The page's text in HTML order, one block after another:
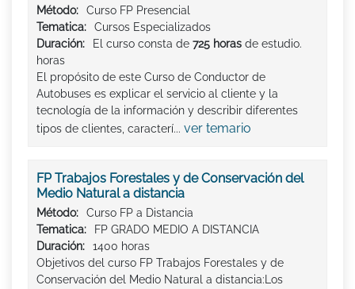
Método:
Curso FP Presencial
Tematica:
Cursos Especializados
Duración:
El curso consta de 725 horas de estudio.
horas
El propósito de este Curso de Conductor de
Autobuses es explicar el servicio al cliente y la
tecnología de la información y describir diferentes
tipos de clientes, caracterí... ver temario
FP Trabajos Forestales y de Conservación del
Medio Natural a distancia
Método:
Curso FP a Distancia
Tematica:
FP GRADO MEDIO A DISTANCIA
Duración:
1400 horas
Objetivos del curso FP Trabajos Forestales y de
Conservación del Medio Natural a distancia:Los